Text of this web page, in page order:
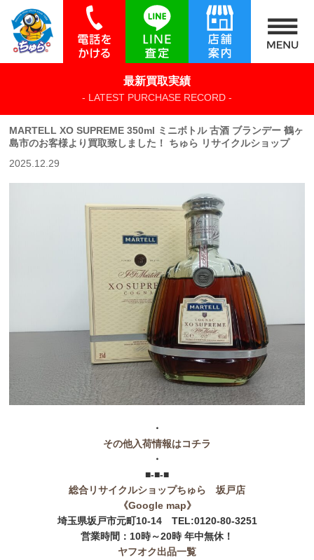
最新買取実績
- LATEST PURCHASE RECORD -
MARTELL XO SUPREME 350ml ミニボトル 古酒 ブランデー 鶴ヶ
島市のお客様より買取致しました！ ちゅら リサイクルショップ
2025.12.29
・
その他入荷情報はコチラ
・
■-■-■
総合リサイクルショップちゅら 坂戸店
《Google map》
埼玉県坂戸市元町10-14 TEL:0120-80-3251
営業時間：10時～20時 年中無休！
ヤフオク出品一覧